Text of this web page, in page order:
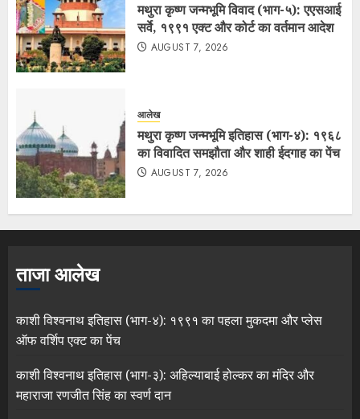
मथुरा कृष्ण जन्मभूमि विवाद (भाग-५): एएसआई
सर्वे, १९९१ एक्ट और कोर्ट का वर्तमान आदेश
AUGUST 7, 2026
आलेख
मथुरा कृष्ण जन्मभूमि इतिहास (भाग-४): १९६८
का विवादित समझौता और शाही ईदगाह का पेंच
AUGUST 7, 2026
ताजा आलेख
काशी विश्वनाथ इतिहास (भाग-४): १९९१ का पहला मुकदमा और प्लेस
ऑफ वर्शिप एक्ट का पेंच
काशी विश्वनाथ इतिहास (भाग-३): अहिल्याबाई होल्कर का मंदिर और
महाराजा रणजीत सिंह का स्वर्ण दान